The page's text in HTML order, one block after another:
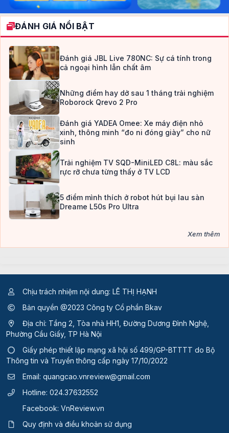
ĐÁNH GIÁ NỔI BẬT
Đánh giá JBL Live 780NC: Sự cá tính trong
cả ngoại hình lẫn chất âm
Những điểm hay dở sau 1 tháng trải nghiệm
Roborock Qrevo 2 Pro
Đánh giá YADEA Omee: Xe máy điện nhỏ
xinh, thông minh “đo ni đóng giày” cho nữ
sinh
Trải nghiệm TV SQD-MiniLED C8L: màu sắc
rực rỡ chưa từng thấy ở TV LCD
5 điểm mình thích ở robot hút bụi lau sàn
Dreame L50s Pro Ultra
Xem thêm
Chịu trách nhiệm nội dung: LÊ THỊ HẠNH
Bản quyền @2023 Công ty Cổ phần Bkav
Địa chỉ: Tầng 2, Tòa nhà HH1, Đường Dương Đình Nghệ,
Phường Cầu Giấy, TP Hà Nội
Giấy phép thiết lập mạng xã hội số 499/GP-BTTTT do Bộ
Thông tin và Truyền thông cấp ngày 17/10/2022
Email: quangcao.vnreview@gmail.com
Hotline: 024.37632552
Facebook: VnReview.vn
Quy định và điều khoản sử dụng